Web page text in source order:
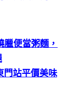
便當粥麵，
門站平價美味